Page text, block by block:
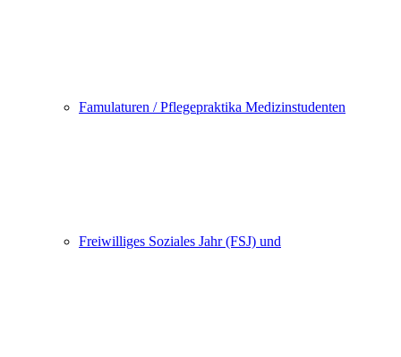
Famulaturen / Pflegepraktika Medizinstudenten
Freiwilliges Soziales Jahr (FSJ) und